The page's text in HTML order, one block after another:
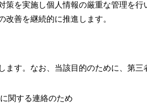
を実施し個人情報の厳重な管理を行
善を継続的に推進します。
す。なお、当該目的のために、第
関する連絡のため